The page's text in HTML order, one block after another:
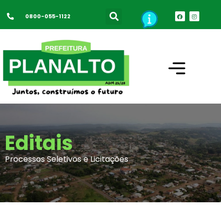
0800-055-1122
Editais
Processos Seletivos e Licitações